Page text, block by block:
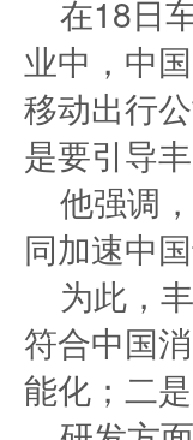
在18日
业中，中
移动出行
是要引导
他强调
同加速中
为此，
符合中国
能化；二是